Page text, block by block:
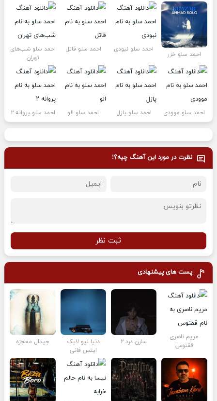
احمد سلو خزر
احمد سلو نبودی احمد سلو قاتل
احمد سلو شب‌های
تهران
احمد سلو موودی احمد سلو پازل احمد سلو الو احمد سلو پروانه ۲
نظرت در مورد این آهنگ چیه؟!
ثبت نظر
پست های پیشنهادی
مریم ناصری
ققنوس
سارن درد ۲
دنیا لیو لایک
ایتس فانی
جیدال معجزه